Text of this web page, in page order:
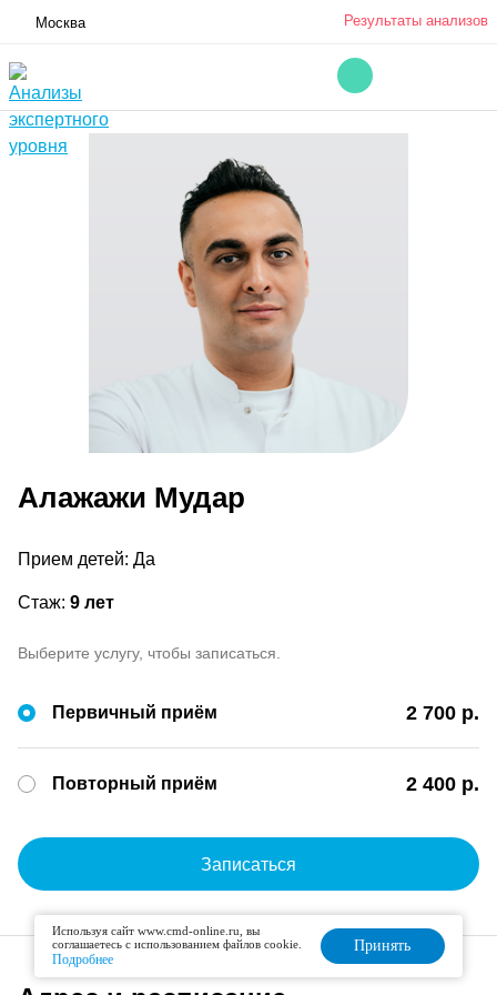
Москва Результаты анализов
Алажажи Мудар
Прием детей: Да
Стаж: 9 лет
Выберите услугу, чтобы записаться.
Первичный приём 2 700 р.
Повторный приём 2 400 р.
Записаться
Используя сайт www.cmd-online.ru, вы
соглашаетесь с использованием файлов cookie.
Подробнее
Принять